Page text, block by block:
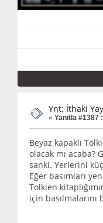
Ynt: İthaki
« Yanıtla #1387 :
Beyaz kapaklı
olacak mı acaba?
sanki. Yerlerini
Eğer basımları
Tolkien
için